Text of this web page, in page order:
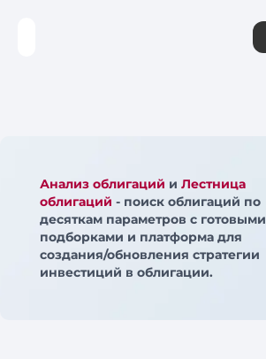
Анализ облигаций и Лестница
облигаций - поиск облигаций по
десяткам параметров с готовыми
подборками и платформа для
создания/обновления стратегии
инвестиций в облигации.